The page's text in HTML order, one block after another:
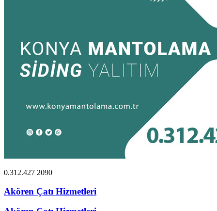
0.312.427 2090
Akören Çatı Hizmetleri